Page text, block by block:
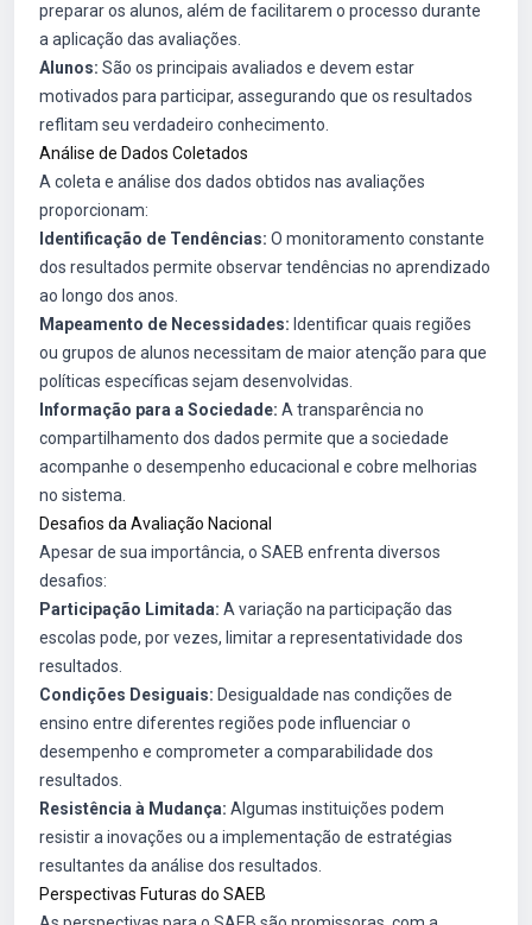
preparar os alunos, além de facilitarem o processo durante
a aplicação das avaliações.
Alunos: São os principais avaliados e devem estar
motivados para participar, assegurando que os resultados
reflitam seu verdadeiro conhecimento.
Análise de Dados Coletados
A coleta e análise dos dados obtidos nas avaliações
proporcionam:
Identificação de Tendências: O monitoramento constante
dos resultados permite observar tendências no aprendizado
ao longo dos anos.
Mapeamento de Necessidades: Identificar quais regiões
ou grupos de alunos necessitam de maior atenção para que
políticas específicas sejam desenvolvidas.
Informação para a Sociedade: A transparência no
compartilhamento dos dados permite que a sociedade
acompanhe o desempenho educacional e cobre melhorias
no sistema.
Desafios da Avaliação Nacional
Apesar de sua importância, o SAEB enfrenta diversos
desafios:
Participação Limitada: A variação na participação das
escolas pode, por vezes, limitar a representatividade dos
resultados.
Condições Desiguais: Desigualdade nas condições de
ensino entre diferentes regiões pode influenciar o
desempenho e comprometer a comparabilidade dos
resultados.
Resistência à Mudança: Algumas instituições podem
resistir a inovações ou a implementação de estratégias
resultantes da análise dos resultados.
Perspectivas Futuras do SAEB